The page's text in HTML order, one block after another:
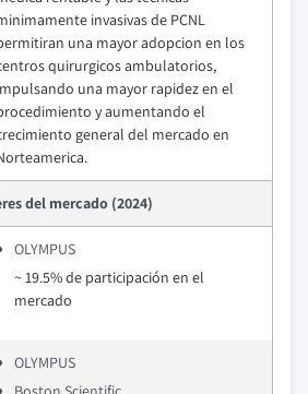
invasivas de PCNL
una mayor adopcion en los
quirurgicos ambulatorios,
una mayor rapidez en el
y aumentando el
general del mercado en
del mercado (2024)
OLYMPUS
~ 19.5% de participación en el
mercado
OLYMPUS